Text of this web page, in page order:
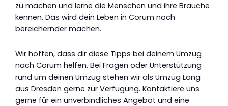
zu machen und lerne die Menschen und ihre Bräuche
kennen. Das wird dein Leben in Corum noch
bereichernder machen.
Wir hoffen, dass dir diese Tipps bei deinem Umzug
nach Corum helfen. Bei Fragen oder Unterstützung
rund um deinen Umzug stehen wir als Umzug Lang
aus Dresden gerne zur Verfügung. Kontaktiere uns
gerne für ein unverbindliches Angebot und eine